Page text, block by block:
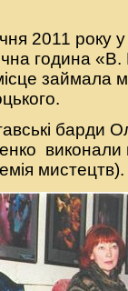
2011 року
година «В.
займала
барди
виконали
мистецтв).